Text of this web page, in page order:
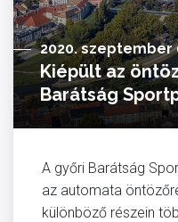
2020. szeptember
Kiépült az
Barátság
A győri Barátság
az automata
különböző részein